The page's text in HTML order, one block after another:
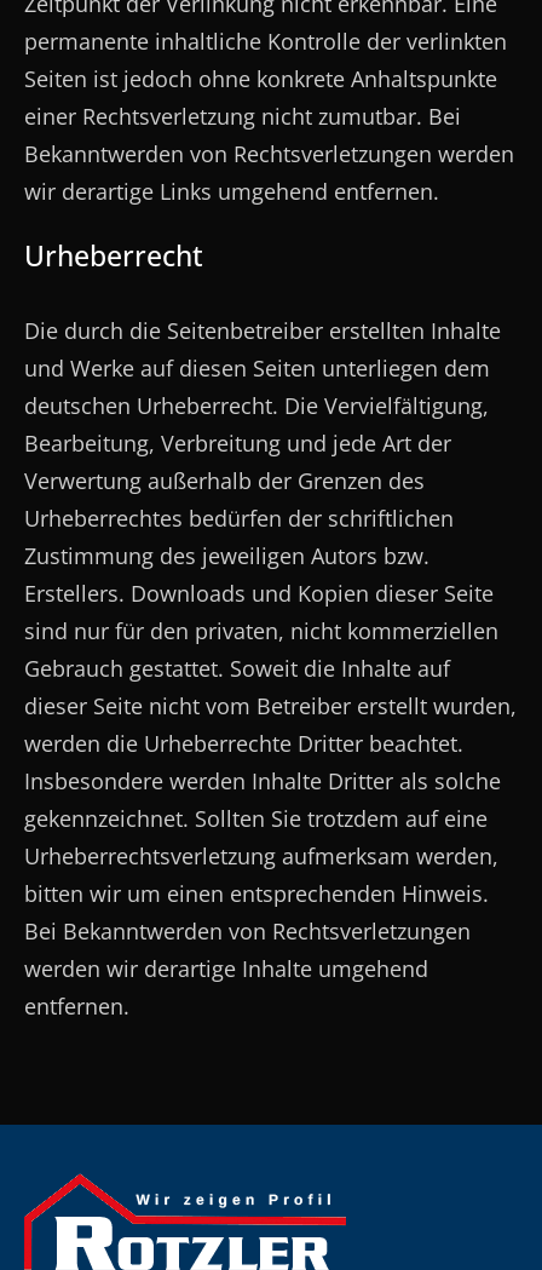
permanente inhaltliche Kontrolle der verlinkten
Seiten ist jedoch ohne konkrete Anhaltspunkte
einer Rechtsverletzung nicht zumutbar. Bei
Bekanntwerden von Rechtsverletzungen werden
wir derartige Links umgehend entfernen.
Urheberrecht
Die durch die Seitenbetreiber erstellten Inhalte
und Werke auf diesen Seiten unterliegen dem
deutschen Urheberrecht. Die Vervielfältigung,
Bearbeitung, Verbreitung und jede Art der
Verwertung außerhalb der Grenzen des
Urheberrechtes bedürfen der schriftlichen
Zustimmung des jeweiligen Autors bzw.
Erstellers. Downloads und Kopien dieser Seite
sind nur für den privaten, nicht kommerziellen
Gebrauch gestattet. Soweit die Inhalte auf
dieser Seite nicht vom Betreiber erstellt wurden,
werden die Urheberrechte Dritter beachtet.
Insbesondere werden Inhalte Dritter als solche
gekennzeichnet. Sollten Sie trotzdem auf eine
Urheberrechtsverletzung aufmerksam werden,
bitten wir um einen entsprechenden Hinweis.
Bei Bekanntwerden von Rechtsverletzungen
werden wir derartige Inhalte umgehend
entfernen.